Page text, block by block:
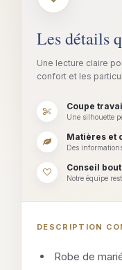
Les détails
Une lecture claire
confort et les
Coupe
Une silhouette
Matières et
Des
Conseil
Notre équipe
DESCRIPTION
Robe de